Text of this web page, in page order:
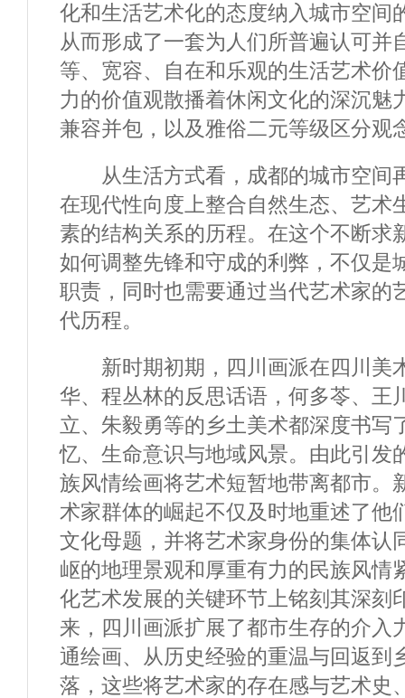
化和生活艺术化的态度纳入城市空间
从而形成了一套为人们所普遍认可并
等、宽容、自在和乐观的生活艺术价
力的价值观散播着休闲文化的深沉魅
兼容并包，以及雅俗二元等级区分观
从生活方式看，成都的城市空间
在现代性向度上整合自然生态、艺术
素的结构关系的历程。在这个不断求
如何调整先锋和守成的利弊，不仅是
职责，同时也需要通过当代艺术家的
代历程。
新时期初期，四川画派在四川美
华、程丛林的反思话语，何多苓、王
立、朱毅勇等的乡土美术都深度书写
忆、生命意识与地域风景。由此引发
族风情绘画将艺术短暂地带离都市。
术家群体的崛起不仅及时地重述了他
文化母题，并将艺术家身份的集体认
岖的地理景观和厚重有力的民族风情
化艺术发展的关键环节上铭刻其深刻
来，四川画派扩展了都市生存的介入
通绘画、从历史经验的重温与回返到
落，这些将艺术家的存在感与艺术史